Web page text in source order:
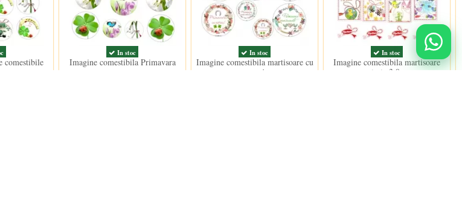
comestibile
In stoc
Imagine comestibila Primavara
In stoc
Imagine comestibila martisoare cu
mesaj
In stoc
Imagine comestibila martisoare
patrate 3.9cm